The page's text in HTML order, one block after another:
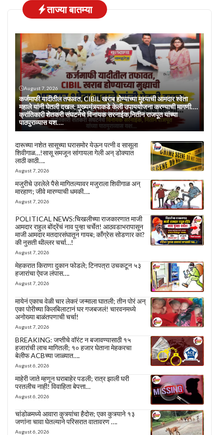
ताज्या बातम्या
August 7, 2026
कर्जमाफी यादीतील तफावत, CIBIL खराब होण्याच्या मुद्द्याची आमदार श्वेता
महाले यांनी घेतली दखल; मुख्यमंत्र्याकडे केली उपाययोजना करण्याची मागणी….
क्रांतिकारी शेतकरी संघटनेचे विनायक सरनाईक,नितीन राजपूत यांच्या
पाठपुराव्यास यश….
दारूच्या नशेत सासूच्या घरासमोर येऊन पत्नी व सासूला
शिवीगाळ…!सासू समजून सांगायला गेली अन् डोक्यात
लाठी काठी….
August 7, 2026
मजुरीचे उरलेले पैसे मागितल्यावर मजुराला शिवीगाळ अन्
मारहाण; जीवे मारण्याची धमकी….
August 7, 2026
POLITICAL NEWS:चिखलीच्या राजकारणात माजी
आमदार राहुल बोंद्रेंचं नाव पुन्हा चर्चेत! आठवडाभरापासून
माजी आमदार मतदारसंघातून गायब; काँग्रेस सोडणार का?
की नुसती थील्लर चर्चा…!
August 7, 2026
मेहकरात किराणा दुकान फोडले; टिनपत्रा उचकटून ५३
हजारांचा ऐवज लंपास….
August 7, 2026
मायेनं एकाच वेळी चार लेकरं जन्माला घातली; तीन पोरं अन्
एका पोरीच्या किलबिलाटानं घर गजबजलं! चारवनमध्ये
अनोख्या बाळंतपणाची चर्चा!
August 7, 2026
BREAKING: जप्तीचे वॉरंट न बजावण्यासाठी १५
हजारांची लाच मागितली; १० हजार घेताना मेहकरचा
बेलीफ ACBच्या जाळ्यात….
August 6, 2026
माहेरी जाते म्हणून घराबाहेर पडली; रात्र झाली घरी
परतलीच नाही! विवाहिता बेपत्ता…
August 6, 2026
चांडोळमध्ये आवारा कुत्र्यांचा हैदोस; एका कुत्र्याने १३
जणांना चावा घेतल्याने परिसरात वातावरण ….
August 6, 2026